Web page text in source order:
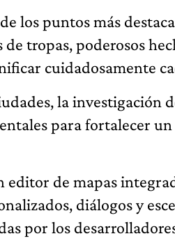
los puntos más
tropas, poderosos
cuidadosamente
la investigación
para fortalecer
de mapas
diálogos y
por los